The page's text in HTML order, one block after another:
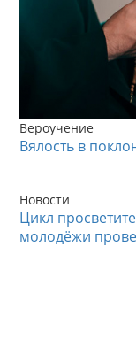
Вероучение
Вялость в
Новости
Цикл
молодёжи